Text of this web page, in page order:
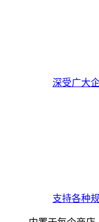
深受广大
支持各种